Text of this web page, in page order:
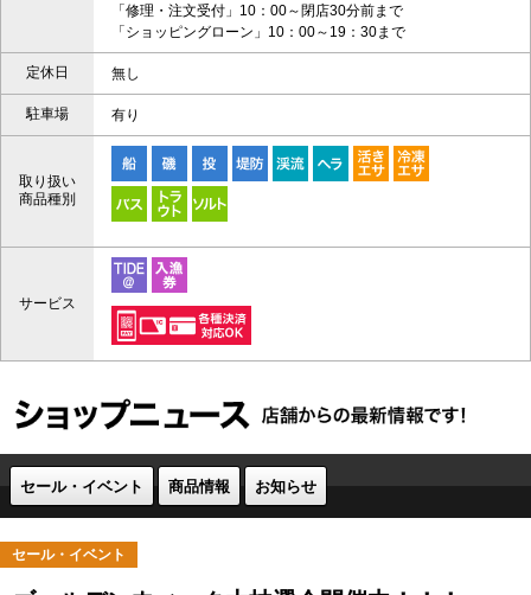
「修理・注文受付」10：00～閉店30分前まで
「ショッピングローン」10：00～19：30まで
定休日 無し
駐車場 有り
取り扱い
商品種別
サービス
セール・イベント 商品情報 お知らせ
セール・イベント